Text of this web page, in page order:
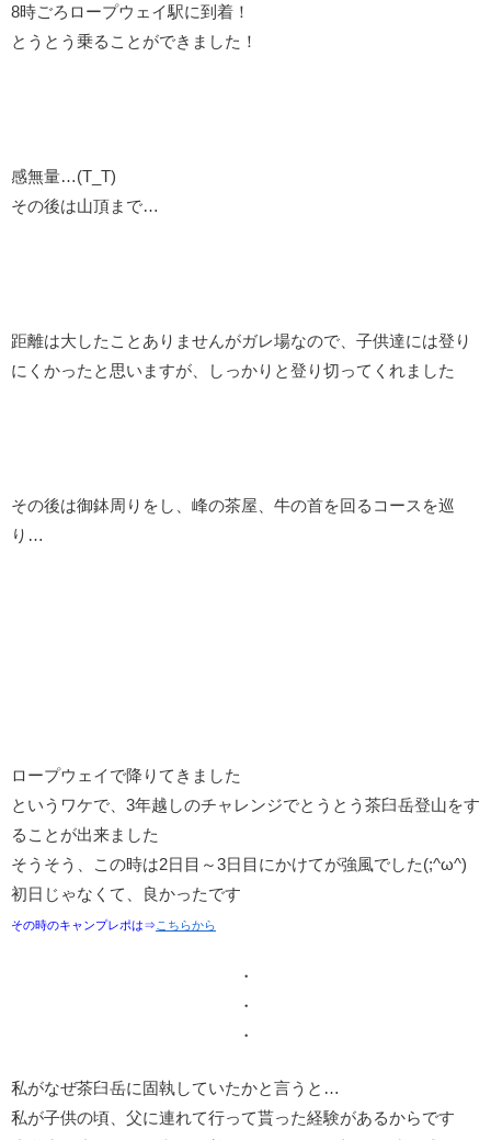
8時ごろロープウェイ駅に到着！
とうとう乗ることができました！
感無量…(T_T)
その後は山頂まで…
距離は大したことありませんがガレ場なので、子供達には登り
にくかったと思いますが、しっかりと登り切ってくれました
その後は御鉢周りをし、峰の茶屋、牛の首を回るコースを巡
り…
ロープウェイで降りてきました
というワケで、3年越しのチャレンジでとうとう茶臼岳登山をす
ることが出来ました
そうそう、この時は2日目～3日目にかけてが強風でした(;^ω^)
初日じゃなくて、良かったです
その時のキャンプレポは⇒ こちらから
・
・
・
私がなぜ茶臼岳に固執していたかと言うと…
私が子供の頃、父に連れて行って貰った経験があるからです